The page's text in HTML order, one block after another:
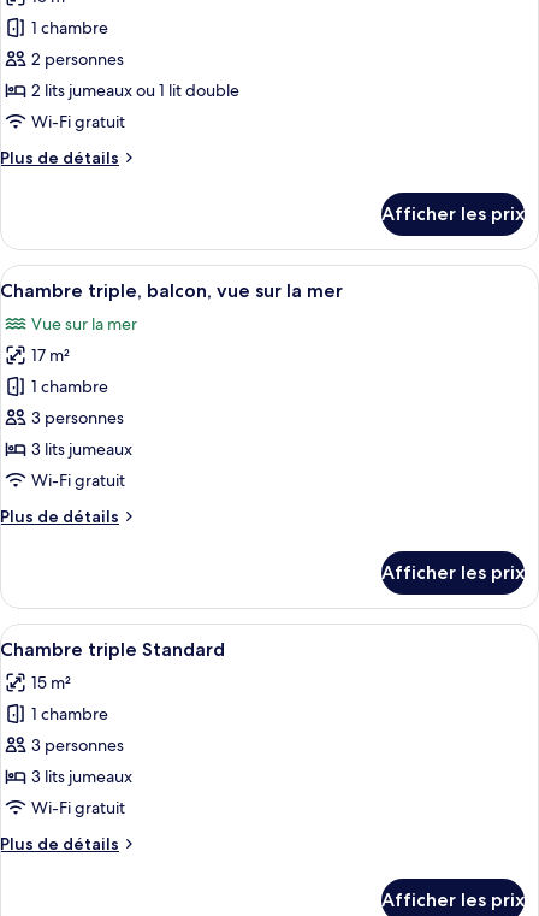
mer
pour
ce
type
de
chambre :
Chambre
vue
sur
la
mer
(Plus)
1 chambre
2 personnes
2 lits jumeaux ou 1 lit double
Wi-Fi gratuit
Plus de détails
Plus
Chambre
Prestige,
balcon,
sur
la
mer
(Plus)
Afficher les prix
Afficher
toutes
les
photos
pour
ce
type
de
chambre :
Chambre
vue
sur
la
mer
Une chambre d’hôtel avec deux
8
Chambre triple, balcon, vue sur la mer
Vue sur la mer
17 m²
1 chambre
3 personnes
3 lits jumeaux
Wi-Fi gratuit
Plus de détails
Plus
Chambre
triple,
balcon,
sur
la
Afficher les prix
Afficher
toutes
les
photos
pour
ce
type
chambre :
Une chambre d’hôtel avec un lit,
5
Chambre triple Standard
15 m²
1 chambre
3 personnes
3 lits jumeaux
Wi-Fi gratuit
Plus de détails
Plus
Afficher les prix